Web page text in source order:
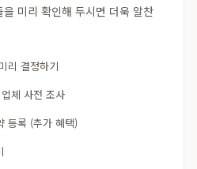
미리 확인해 두시면 더욱 알찬
리 결정하기
체 사전 조사
등록 (추가 혜택)